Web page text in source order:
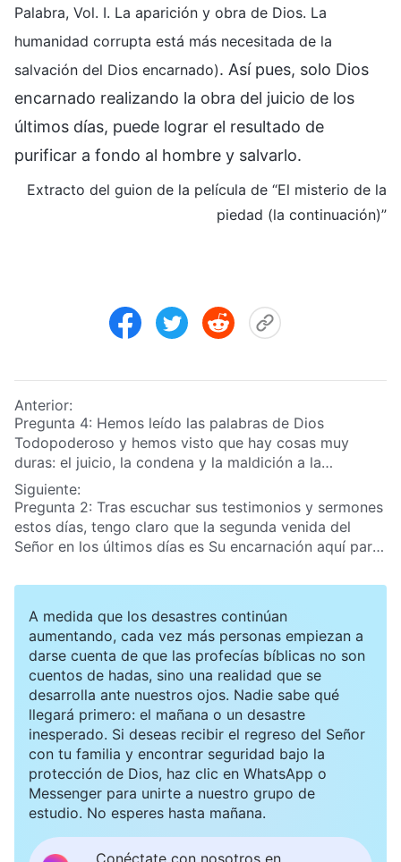
Palabra, Vol. I. La aparición y obra de Dios. La
humanidad corrupta está más necesitada de la
salvación del Dios encarnado). Así pues, solo Dios
encarnado realizando la obra del juicio de los
últimos días, puede lograr el resultado de
purificar a fondo al hombre y salvarlo.
Extracto del guion de la película de “El misterio de la
piedad (la continuación)”
Anterior:
Pregunta 4: Hemos leído las palabras de Dios
Todopoderoso y hemos visto que hay cosas muy
duras: el juicio, la condena y la maldición a la
humanidad. En mi opinión, si Dios juzga y maldice a
las personas, ¿no las condenará y castigará? ¿Cómo
puede afirmarse que esta clase de juicio es para
purificar y salvar a la humanidad?
Siguiente:
Pregunta 2: Tras escuchar sus testimonios y sermones
estos días, tengo claro que la segunda venida del
Señor en los últimos días es Su encarnación aquí para
verdad de la encarnación, por lo que al Gobierno del
les resulta fácil engañarnos mediante rumores y
falsedades. Esto nos lleva a considerar a Dios
encarnado como un simple hombre e incluso a
oponernos a Él y a blasfemar contra Él. Así pues,
quiero preguntarles por la verdad de la encarnación.
¿Qué es la encarnación? ¿Qué diferencia hay entre
Cristo encarnado y los profetas y apóstoles utilizados
por Dios?
A medida que los desastres continúan
aumentando, cada vez más personas empiezan a
darse cuenta de que las profecías bíblicas no son
cuentos de hadas, sino una realidad que se
desarrolla ante nuestros ojos. Nadie sabe qué
llegará primero: el mañana o un desastre
inesperado. Si deseas recibir el regreso del Señor
con tu familia y encontrar seguridad bajo la
protección de Dios, haz clic en WhatsApp o
Messenger para unirte a nuestro grupo de
estudio. No esperes hasta mañana.
Conéctate con nosotros en